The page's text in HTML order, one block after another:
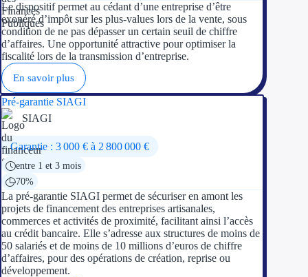
Le dispositif permet au cédant d’une entreprise d’être
exonéré d’impôt sur les plus-values lors de la vente, sous
condition de ne pas dépasser un certain seuil de chiffre
d’affaires. Une opportunité attractive pour optimiser la
fiscalité lors de la transmission d’entreprise.
En savoir plus
Pré-garantie SIAGI
SIAGI
Garantie : 3 000 € à 2 800 000 €
entre 1 et 3 mois
70%
La pré-garantie SIAGI permet de sécuriser en amont les
projets de financement des entreprises artisanales,
commerces et activités de proximité, facilitant ainsi l’accès
au crédit bancaire. Elle s’adresse aux structures de moins de
50 salariés et de moins de 10 millions d’euros de chiffre
d’affaires, pour des opérations de création, reprise ou
développement.